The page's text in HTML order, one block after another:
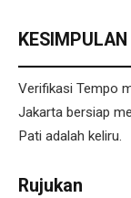
KESIMPULAN
Verifikasi Tempo
Jakarta bersiap
Pati adalah keliru.
Rujukan